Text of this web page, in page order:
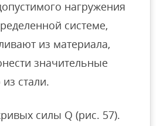
нагружения
системе,
из материала,
значительные
стали.
силы Q (рис. 57).